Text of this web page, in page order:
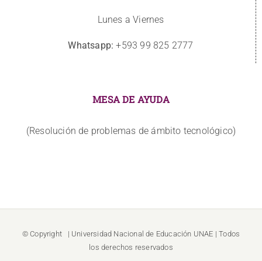
Lunes a Viernes
Whatsapp: +593 99 825 2777
MESA DE AYUDA
(Resolución de problemas de ámbito tecnológico)
© Copyright | Universidad Nacional de Educación UNAE | Todos
los derechos reservados